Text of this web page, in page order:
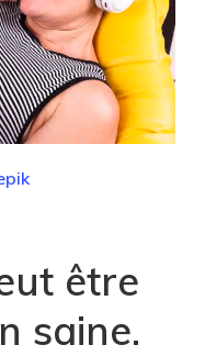
être
saine.